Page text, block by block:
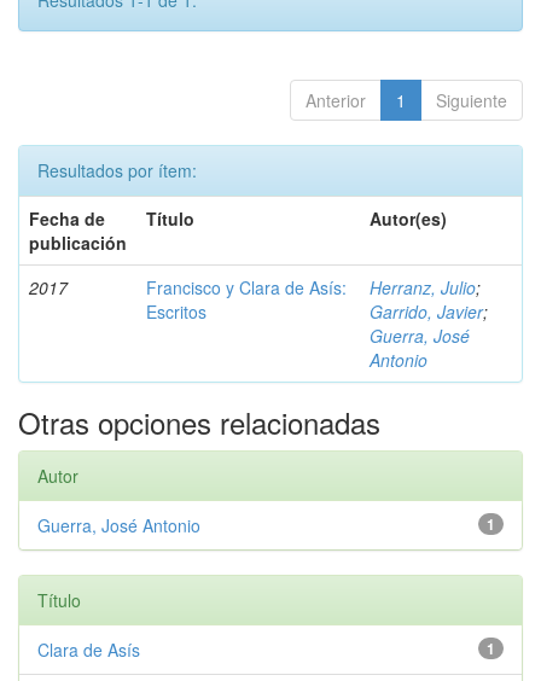
Anterior 1 Siguiente
Resultados por ítem:
Fecha de
publicación
Título Autor(es)
2017
Francisco y Clara de Asís:
Escritos
Herranz, Julio;
Garrido, Javier;
Guerra, José
Antonio
Otras opciones relacionadas
Autor
1
Guerra, José Antonio
Título
1
Clara de Asís